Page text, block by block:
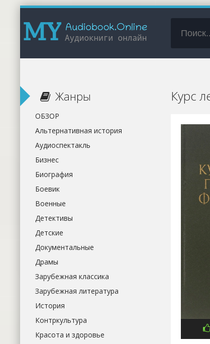
Курс
Жанры
ОБЗОР
Альтернативная история
Аудиоспектакль
Бизнес
Биография
Боевик
Военные
Детективы
Детские
Документальные
Драмы
Зарубежная классика
Зарубежная литература
История
Контркультура
Красота и здоровье